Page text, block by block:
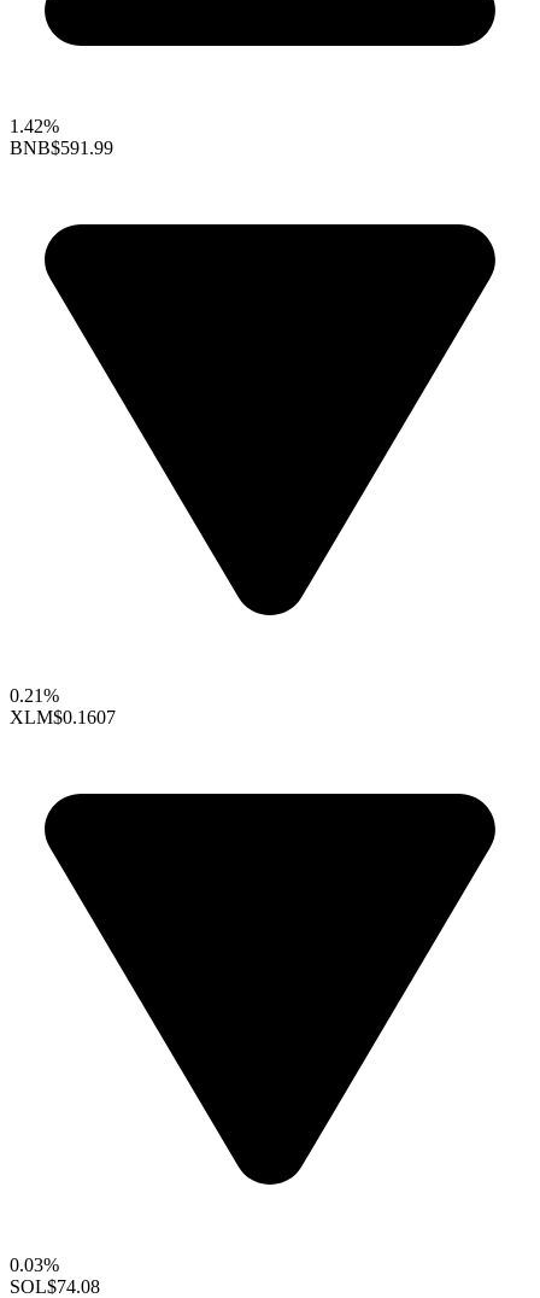
1.42%
BNB$591.99
0.21%
XLM$0.1607
0.03%
SOL$74.08